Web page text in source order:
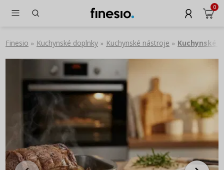
0
Finesio » Kuchynské doplnky » Kuchynské nástroje » Kuchynské